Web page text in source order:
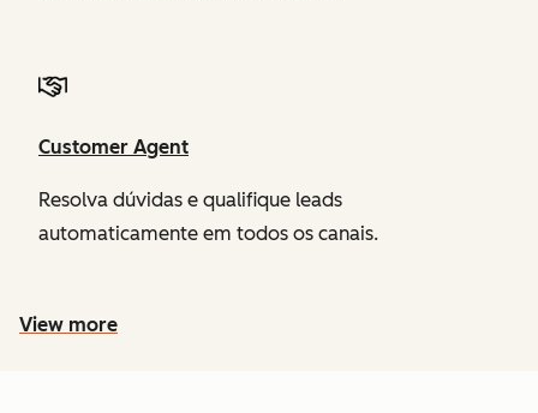
Customer Agent
Resolva dúvidas e qualifique leads
automaticamente em todos os canais.
View more